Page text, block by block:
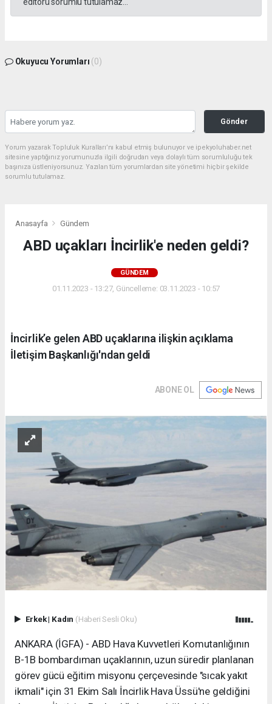
editörü sorumlu tutulamaz...
Okuyucu Yorumları (0)
Gönder
Yorum yazarak Topluluk Kuralları’nı kabul etmiş bulunuyor ve ipekyoluhaber.net
sitesine yaptığınız yorumunuzla ilgili doğrudan veya dolaylı tüm sorumluluğu tek
başınıza üstleniyorsunuz. Yazılan tüm yorumlardan site yönetimi hiçbir şekilde
sorumlu tutulamaz.
Anasayfa Gündem
ABD uçakları İncirlik'e neden geldi?
GÜNDEM
01.11.2023 - 13:27, Güncelleme: 03.11.2023 - 10:57
İncirlik’e gelen ABD uçaklarına ilişkin açıklama
İletişim Başkanlığı'ndan geldi
ABONE OL
Erkek| Kadın (Haberi Sesli Oku)
ANKARA (İGFA) - ABD Hava Kuvvetleri Komutanlığının
B-1B bombardıman uçaklarının, uzun süredir planlanan
görev gücü eğitim misyonu çerçevesinde "sıcak yakıt
ikmali" için 31 Ekim Salı İncirlik Hava Üssü'ne geldiğini